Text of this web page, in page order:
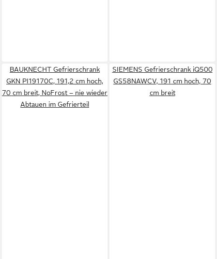
BAUKNECHT Gefrierschrank
GKN PI19170C, 191,2 cm hoch,
70 cm breit, NoFrost – nie wieder
Abtauen im Gefrierteil
SIEMENS Gefrierschrank iQ500
GS58NAWCV, 191 cm hoch, 70
cm breit